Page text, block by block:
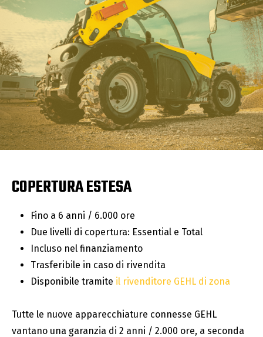
COPERTURA ESTESA
Fino a 6 anni / 6.000 ore
Due livelli di copertura: Essential e Total
Incluso nel finanziamento
Trasferibile in caso di rivendita
Disponibile tramite il rivenditore GEHL di zona
Tutte le nuove apparecchiature connesse GEHL
vantano una garanzia di 2 anni / 2.000 ore, a seconda